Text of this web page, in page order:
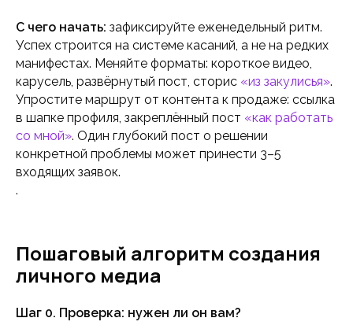
С чего начать: зафиксируйте еженедельный ритм.
Успех строится на системе касаний, а не на редких
манифестах. Меняйте форматы: короткое видео,
карусель, развёрнутый пост, сторис «из закулисья».
Упростите маршрут от контента к продаже: ссылка
в шапке профиля, закреплённый пост «как работать
со мной». Один глубокий пост о решении
конкретной проблемы может принести 3–5
входящих заявок.
.
Пошаговый алгоритм создания
личного медиа
Шаг 0. Проверка: нужен ли он вам?